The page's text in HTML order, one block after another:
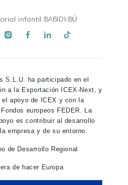
infantil BABIDI-BÚ
S.L.U. ha participado en el
a la Exportación ICEX-Next, y
el apoyo de ICEX y con la
europeos FEDER. La
es contribuir al desarrollo
empresa y de su entorno.
de Desarrollo Regional
de hacer Europa